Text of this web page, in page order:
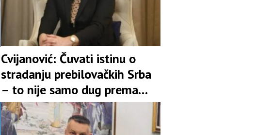
Cvijanović: Čuvati istinu o
stradanju prebilovačkih Srba
– to nije samo dug prema
prošlosti